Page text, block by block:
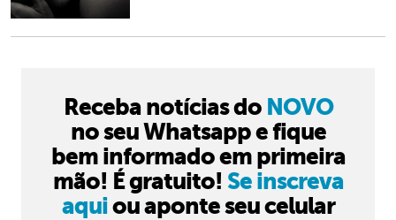
Receba notícias do NOVO
no seu Whatsapp e fique
bem informado em primeira
mão! É gratuito! Se inscreva
aquiou aponte seu celular